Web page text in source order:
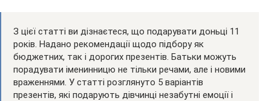
З цієї статті ви дізнаєтеся, що подарувати доньці 11
років. Надано рекомендації щодо підбору як
бюджетних, так і дорогих презентів. Батьки можуть
порадувати іменинницю не тільки речами, але і новими
враженнями. У статті розглянуто 5 варіантів
презентів, які подарують дівчинці незабутні емоції і